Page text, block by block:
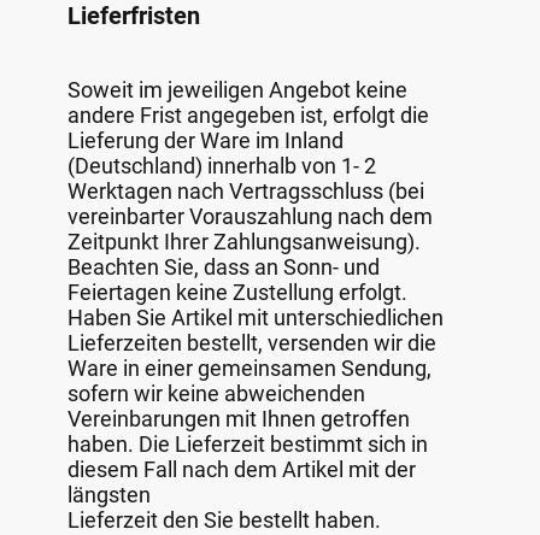
Lieferfristen
Soweit im jeweiligen Angebot keine
andere Frist angegeben ist, erfolgt die
Lieferung der Ware im Inland
(Deutschland) innerhalb von 1- 2
Werktagen nach Vertragsschluss (bei
vereinbarter Vorauszahlung nach dem
Zeitpunkt Ihrer Zahlungsanweisung).
Beachten Sie, dass an Sonn- und
Feiertagen keine Zustellung erfolgt.
Haben Sie Artikel mit unterschiedlichen
Lieferzeiten bestellt, versenden wir die
Ware in einer gemeinsamen Sendung,
sofern wir keine abweichenden
Vereinbarungen mit Ihnen getroffen
haben. Die Lieferzeit bestimmt sich in
diesem Fall nach dem Artikel mit der
längsten
Lieferzeit den Sie bestellt haben.